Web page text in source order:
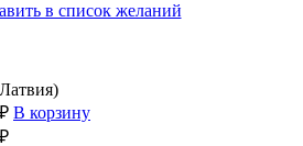
в список желаний
₽ В корзину
₽